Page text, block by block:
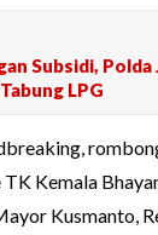
Subsidi, Polda
LPG
Kemala
Kusmanto,